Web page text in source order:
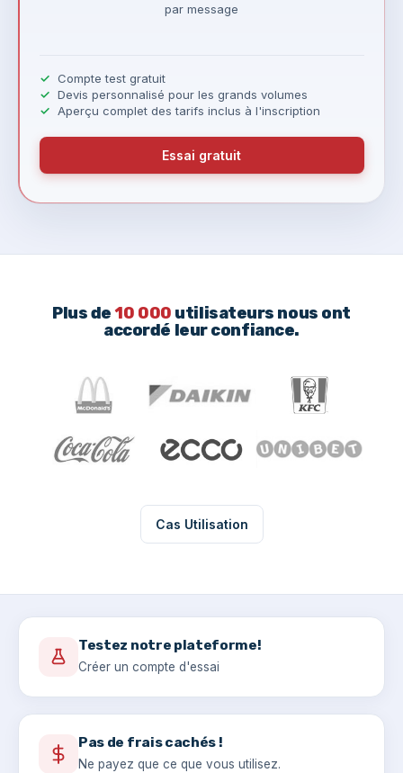
Plus de 10 000 utilisateurs nous ont
accordé leur confiance.
Cas Utilisation
Testez notre plateforme!
Créer un compte d'essai
Pas de frais cachés !
Ne payez que ce que vous utilisez.
par message
Compte test gratuit
Devis personnalisé pour les grands volumes
Aperçu complet des tarifs inclus à l'inscription
Essai gratuit